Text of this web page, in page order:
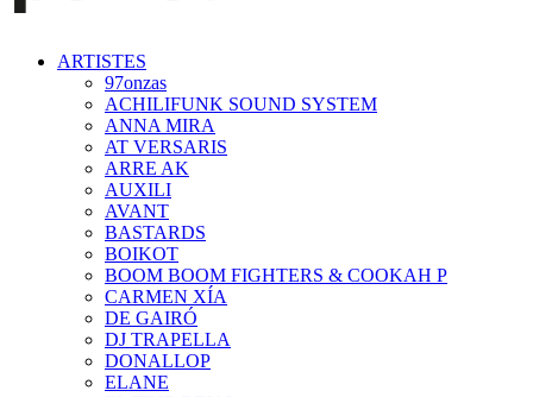
ARTISTES
97onzas
ACHILIFUNK SOUND SYSTEM
ANNA MIRA
AT VERSARIS
ARRE AK
AUXILI
AVANT
BASTARDS
BOIKOT
BOOM BOOM FIGHTERS & COOKAH P
CARMEN XÍA
DE GAIRÓ
DJ TRAPELLA
DONALLOP
ELANE